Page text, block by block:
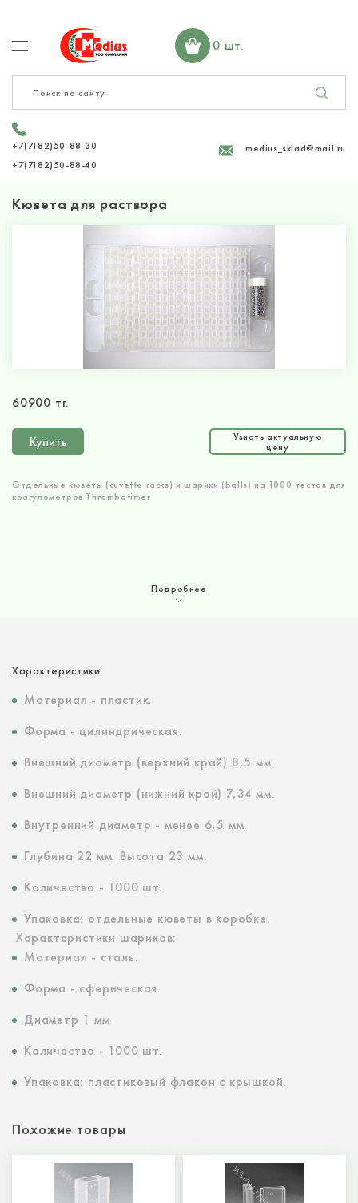
0 шт.
+7(7182)50-88-30
+7(7182)50-88-40
medius_sklad@mail.ru
Кювета для раствора
Отдельные кюветы (cuvette racks) и шарики (balls) на 1000 тестов для
коагулометров Thrombotimer
60900 тг.
Купить
Узнать актуальную
цену
Подробнее
Характеристики:
Материал - пластик.
Форма - цилиндрическая.
Внешний диаметр (верхний край) 8,5 мм.
Внешний диаметр (нижний край) 7,34 мм.
Внутренний диаметр - менее 6,5 мм.
Глубина 22 мм. Высота 23 мм.
Количество - 1000 шт.
Упаковка: отдельные кюветы в коробке.
Характеристики шариков:
Материал - сталь.
Форма - сферическая.
Диаметр 1 мм
Количество - 1000 шт.
Упаковка: пластиковый флакон с крышкой.
Похожие товары